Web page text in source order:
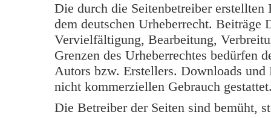
Die durch die Seitenbetreiber
dem deutschen Urheberrecht.
Vervielfältigung, Bearbeitung,
Grenzen des Urheberrechtes bedürfen
Autors bzw. Erstellers. Downloads
nicht kommerziellen Gebrauch
Die Betreiber der Seiten sind bemüht,